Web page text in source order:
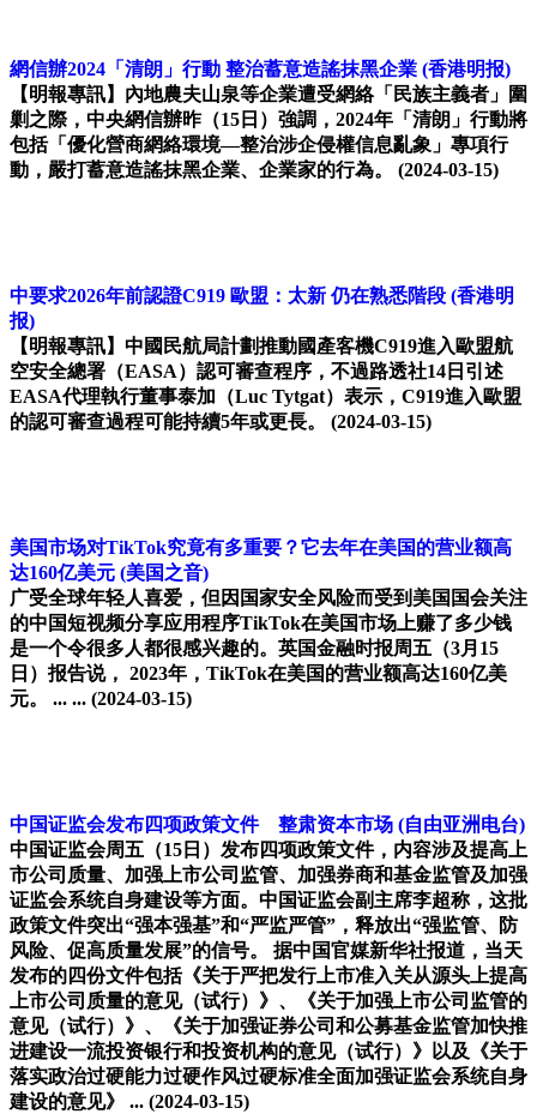
網信辦2024「清朗」行動 整治蓄意造謠抹黑企業 (香港明报)
【明報專訊】內地農夫山泉等企業遭受網絡「民族主義者」圍
剿之際，中央網信辦昨（15日）強調，2024年「清朗」行動將
包括「優化營商網絡環境—整治涉企侵權信息亂象」專項行
動，嚴打蓄意造謠抹黑企業、企業家的行為。
(2024-03-15)
中要求2026年前認證C919 歐盟：太新 仍在熟悉階段 (香港明
报)
【明報專訊】中國民航局計劃推動國產客機C919進入歐盟航
空安全總署（EASA）認可審查程序，不過路透社14日引述
EASA代理執行董事泰加（Luc Tytgat）表示，C919進入歐盟
的認可審查過程可能持續5年或更長。
(2024-03-15)
美国市场对TikTok究竟有多重要？它去年在美国的营业额高
达160亿美元 (美国之音)
广受全球年轻人喜爱，但因国家安全风险而受到美国国会关注
的中国短视频分享应用程序TikTok在美国市场上赚了多少钱
是一个令很多人都很感兴趣的。英国金融时报周五（3月15
日）报告说， 2023年，TikTok在美国的营业额高达160亿美
元。 ... ... (2024-03-15)
中国证监会发布四项政策文件 整肃资本市场 (自由亚洲电台)
中国证监会周五（15日）发布四项政策文件，内容涉及提高上
市公司质量、加强上市公司监管、加强券商和基金监管及加强
证监会系统自身建设等方面。中国证监会副主席李超称，这批
政策文件突出“强本强基”和“严监严管”，释放出“强监管、防
风险、促高质量发展”的信号。 据中国官媒新华社报道，当天
发布的四份文件包括《关于严把发行上市准入关从源头上提高
上市公司质量的意见（试行）》、《关于加强上市公司监管的
意见（试行）》、《关于加强证券公司和公募基金监管加快推
进建设一流投资银行和投资机构的意见（试行）》以及《关于
落实政治过硬能力过硬作风过硬标准全面加强证监会系统自身
建设的意见》 ... (2024-03-15)